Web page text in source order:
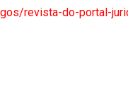
revista-do-portal-